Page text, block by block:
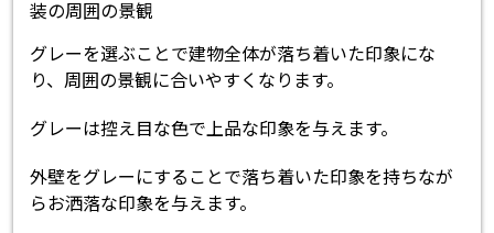
グレーを選ぶことで建物全体が落ち着いた印象にな
り、周囲の景観に合いやすくなります。
グレーは控え目な色で上品な印象を与えます。
外壁をグレーにすることで落ち着いた印象を持ちなが
らお洒落な印象を与えます。